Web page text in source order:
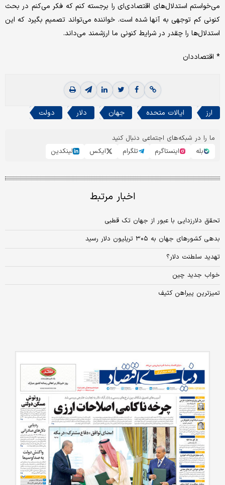
می‌خواستم استدلال‌های اقتصادی‌ای را برجسته کنم که فکر می‌کنم در بحث
کنونی کم توجهی به آنها شده است. خواننده می‌تواند تصمیم بگیرد که این
استدلال‌ها را چقدر در شرایط کنونی ما ارزشمند می‌داند.
* اقتصاددان
ارز ایالات متحده جهان دلار دولت
ما را در شبکه‌های اجتماعی دنبال کنید
بله
اینستاگرم تلگرام ایکس لینکدین
اخبار مرتبط
تحقق دلار‌زدایی با عبور از جهان تک قطبی
بدهی‌‌ کشورهای جهان به ۳۰۵ تریلیون دلار رسید
تهدید سلطنت دلار؟
خواب جدید چین
تمیزترین پیراهن کثیف